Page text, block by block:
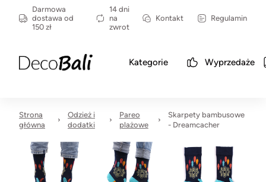
Darmowa
dostawa od
150 zł
14 dni
na
zwrot
Kontakt Regulamin
Kategorie Wyprzedaże
Strona
główna
Odzież i
dodatki
Pareo
plażowe
Skarpety bambusowe
- Dreamcacher